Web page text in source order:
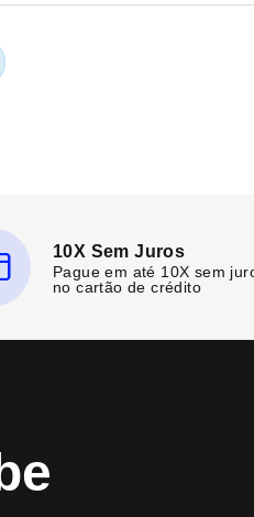
10X Sem Juros
Pague em até 10X sem
no cartão de crédito